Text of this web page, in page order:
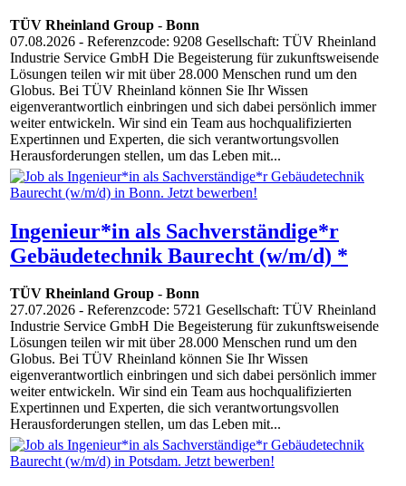
TÜV Rheinland Group - Bonn
07.08.2026 - Referenzcode: 9208 Gesellschaft: TÜV Rheinland
Industrie Service GmbH Die Begeisterung für zukunftsweisende
Lösungen teilen wir mit über 28.000 Menschen rund um den
Globus. Bei TÜV Rheinland können Sie Ihr Wissen
eigenverantwortlich einbringen und sich dabei persönlich immer
weiter entwickeln. Wir sind ein Team aus hochqualifizierten
Expertinnen und Experten, die sich verantwortungsvollen
Herausforderungen stellen, um das Leben mit...
Ingenieur*in als Sachverständige*r
Gebäudetechnik Baurecht (w/m/d) *
TÜV Rheinland Group - Bonn
27.07.2026 - Referenzcode: 5721 Gesellschaft: TÜV Rheinland
Industrie Service GmbH Die Begeisterung für zukunftsweisende
Lösungen teilen wir mit über 28.000 Menschen rund um den
Globus. Bei TÜV Rheinland können Sie Ihr Wissen
eigenverantwortlich einbringen und sich dabei persönlich immer
weiter entwickeln. Wir sind ein Team aus hochqualifizierten
Expertinnen und Experten, die sich verantwortungsvollen
Herausforderungen stellen, um das Leben mit...